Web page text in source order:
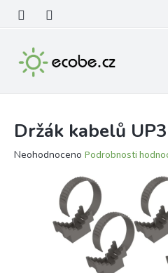
obsah
Držák kabelů
Průměrné
Neohodnoceno Podrobnosti